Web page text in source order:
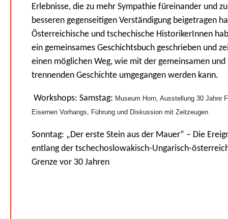
Erlebnisse, die zu mehr Sympathie füreinander und
besseren gegenseitigen Verständigung beigetragen
Österreichische und tschechische HistorikerInnen
ein gemeinsames Geschichtsbuch geschrieben und
einen möglichen Weg, wie mit der gemeinsamen und
trennenden Geschichte umgegangen werden kann.
Workshops: Samstag: Museum Horn, Ausstellung 30 Jahre
Eisernen Vorhangs, Führung und Diskussion mit Zeitzeugen
Sonntag: „Der erste Stein aus der Mauer“ – Die
entlang der tschechoslowakisch-Ungarisch-
Grenze vor 30 Jahren